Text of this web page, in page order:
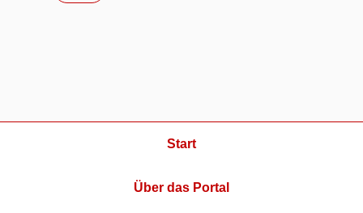
Start
Über das Portal